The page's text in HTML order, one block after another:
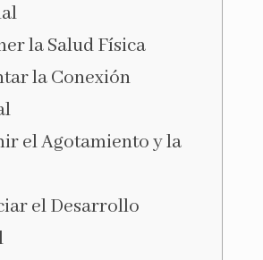
la Salud Física
la Conexión
el Agotamiento y la
el Desarrollo